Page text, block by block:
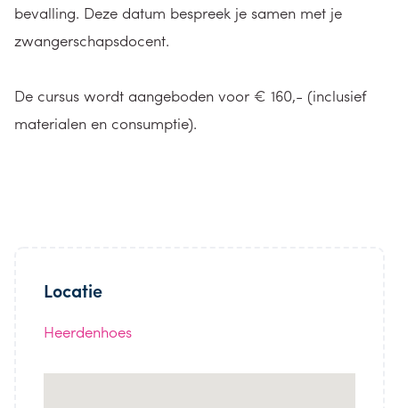
bevalling. Deze datum bespreek je samen met je
zwangerschapsdocent.
De cursus wordt aangeboden voor € 160,- (inclusief
materialen en consumptie).
Locatie
Heerdenhoes